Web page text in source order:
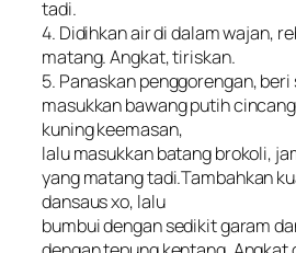
tadi.
4. Didihkan air di dalam wajan,
matang. Angkat, tiriskan.
5. Panaskan penggorengan,
masukkan bawang putih
kuning keemasan,
lalu masukkan batang brokoli,
yang matang tadi.Tambahkan
dansaus xo, lalu
bumbui dengan sedikit garam